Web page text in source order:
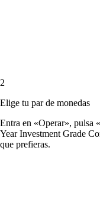
2
Elige tu par de monedas
Entra en «Operar», pulsa
Year Investment Grade
que prefieras.